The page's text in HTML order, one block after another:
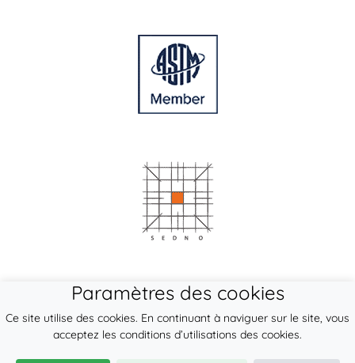
Paramètres des cookies
Ce site utilise des cookies. En continuant à naviguer sur le site, vous
acceptez les conditions d’utilisations des cookies.